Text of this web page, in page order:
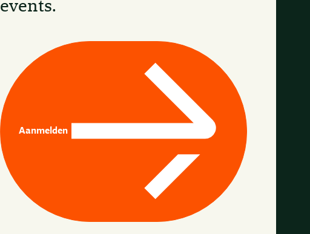
events.
Aanmelden